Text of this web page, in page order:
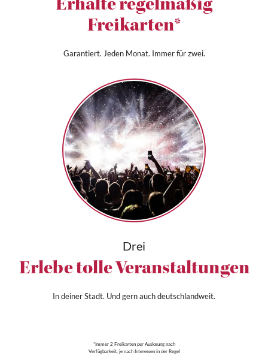
Erhalte regelmäßig
Freikarten*
Garantiert. Jeden Monat. Immer für zwei.
Drei
Erlebe tolle Veranstaltungen
In deiner Stadt. Und gern auch deutschlandweit.
*Immer 2 Freikarten per Auslosung nach
Verfügbarkeit, je nach Interessen in der Regel